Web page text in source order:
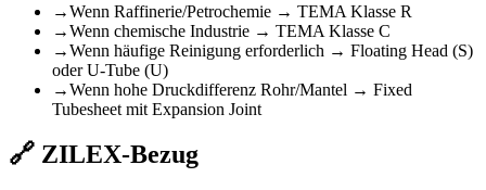
→Wenn Raffinerie/Petrochemie → TEMA Klasse R
→Wenn chemische Industrie → TEMA Klasse C
→Wenn häufige Reinigung erforderlich → Floating Head (S)
oder U-Tube (U)
→Wenn hohe Druckdifferenz Rohr/Mantel → Fixed
Tubesheet mit Expansion Joint
🔗 ZILEX-Bezug